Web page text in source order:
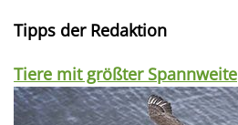
Tipps der Redaktion
Tiere mit größter Spannweite